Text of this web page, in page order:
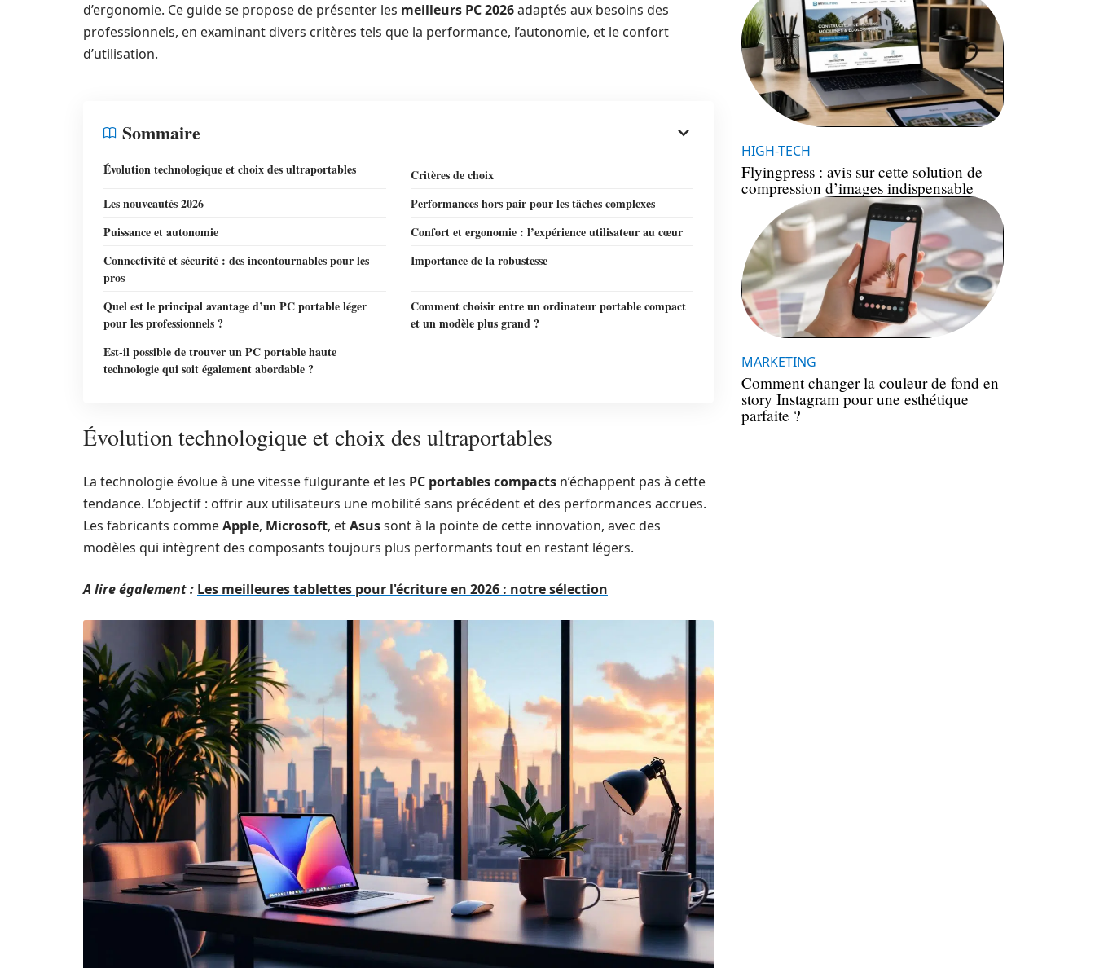
d’ergonomie. Ce guide se propose de présenter les meilleurs PC 2026adaptés aux besoins des
professionnels, en examinant divers critères tels que la performance, l’autonomie, et le confort
d’utilisation.
Sommaire
Évolution technologique et choix des ultraportables
Critères de choix
Les nouveautés 2026
Performances hors pair pour les tâches complexes
Puissance et autonomie
Confort et ergonomie : l’expérience utilisateur au cœur
Connectivité et sécurité : des incontournables pour les
pros
Importance de la robustesse
Quel est le principal avantage d’un PC portable léger
pour les professionnels ?
Comment choisir entre un ordinateur portable compact
et un modèle plus grand ?
Est-il possible de trouver un PC portable haute
technologie qui soit également abordable ?
Évolution technologique et choix des ultraportables
La technologie évolue à une vitesse fulgurante et les PC portables compacts n’échappent pas à cette
tendance. L’objectif : offrir aux utilisateurs une mobilité sans précédent et des performances accrues.
Les fabricants commeApple, Microsoft, etAsussont à la pointe de cette innovation, avec des
modèles qui intègrent des composants toujours plus performants tout en restant légers.
A lire également : Les meilleures tablettes pour l'écriture en 2026 : notre sélection
HIGH-TECH
Flyingpress : avis sur cette solution de
compression d’images indispensable
MARKETING
Comment changer la couleur de fond en
story Instagram pour une esthétique
parfaite ?